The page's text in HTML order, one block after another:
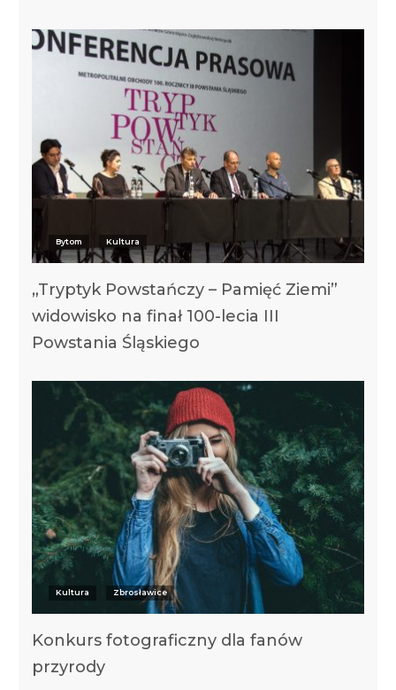
Bytom Kultura
„Tryptyk Powstańczy – Pamięć Ziemi”
widowisko na finał 100-lecia III
Powstania Śląskiego
Kultura Zbrosławice
Konkurs fotograficzny dla fanów
przyrody